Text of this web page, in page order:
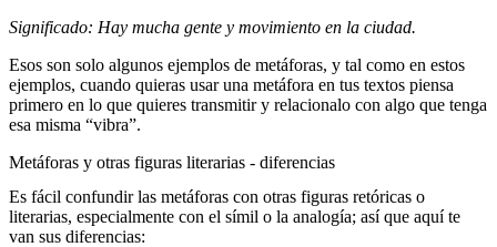
Significado: Hay mucha gente y movimiento en la ciudad.
Esos son solo algunos ejemplos de metáforas, y tal como en estos
ejemplos, cuando quieras usar una metáfora en tus textos piensa
primero en lo que quieres transmitir y relacionalo con algo que tenga
esa misma “vibra”.
Metáforas y otras figuras literarias - diferencias
Es fácil confundir las metáforas con otras figuras retóricas o
literarias, especialmente con el símil o la analogía; así que aquí te
van sus diferencias: